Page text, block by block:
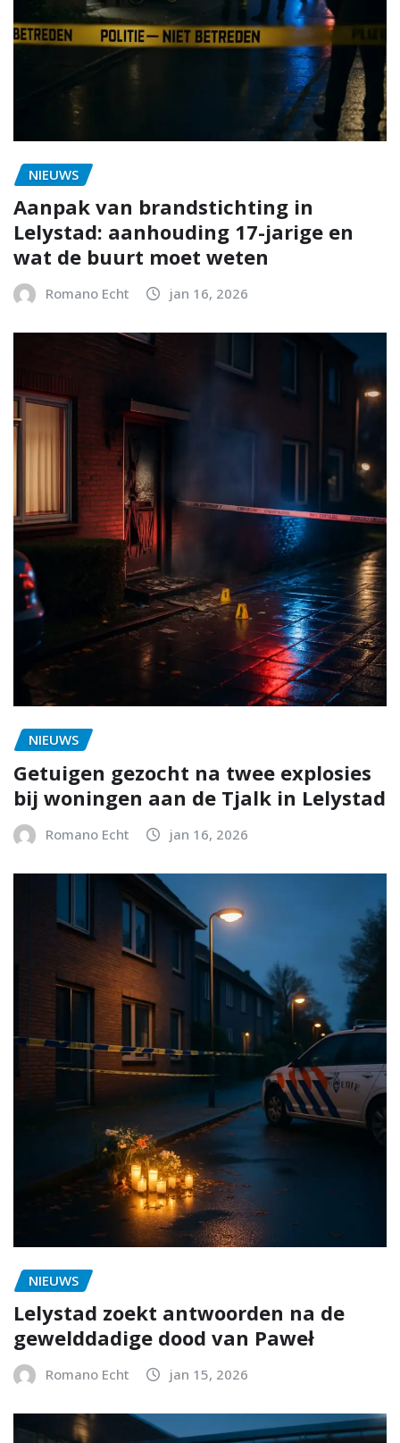
NIEUWS
Aanpak van brandstichting in
Lelystad: aanhouding 17-jarige en
wat de buurt moet weten
Romano Echt jan 16, 2026
NIEUWS
Getuigen gezocht na twee explosies
bij woningen aan de Tjalk in Lelystad
Romano Echt jan 16, 2026
NIEUWS
Lelystad zoekt antwoorden na de
gewelddadige dood van Paweł
Romano Echt jan 15, 2026